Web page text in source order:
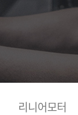
리니어모터